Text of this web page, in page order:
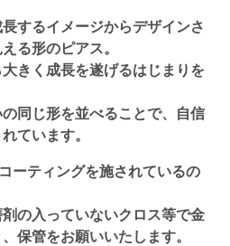
するイメージからデザインさ
る形のピアス。
きく成長を遂げるはじまりを
同じ形を並べることで、自信
ています。
ーティングを施されているの
の入っていないクロス等で金
保管をお願いいたします。